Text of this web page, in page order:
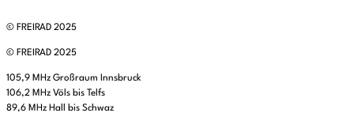
© FREIRAD 2025
© FREIRAD 2025
105,9 MHz Großraum Innsbruck
106,2 MHz Völs bis Telfs
89,6 MHz Hall bis Schwaz